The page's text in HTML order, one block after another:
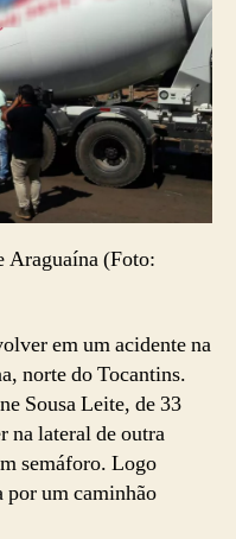
Araguaína (Foto:
em um acidente na
norte do Tocantins.
Sousa Leite, de 33
na lateral de outra
semáforo. Logo
por um caminhão